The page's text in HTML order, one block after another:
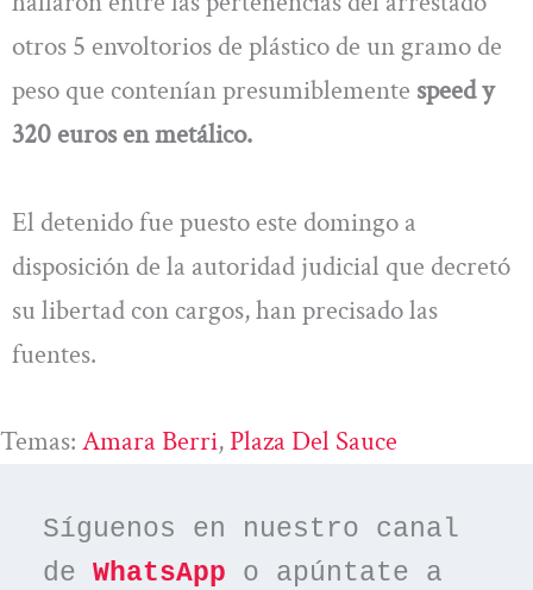
otros 5 envoltorios de plástico de un gramo de
peso que contenían presumiblemente speed y
320 euros en metálico.
El detenido fue puesto este domingo a
disposición de la autoridad judicial que decretó
su libertad con cargos, han precisado las
fuentes.
Temas: Amara Berri, Plaza Del Sauce
Síguenos en nuestro canal
de WhatsApp o apúntate a